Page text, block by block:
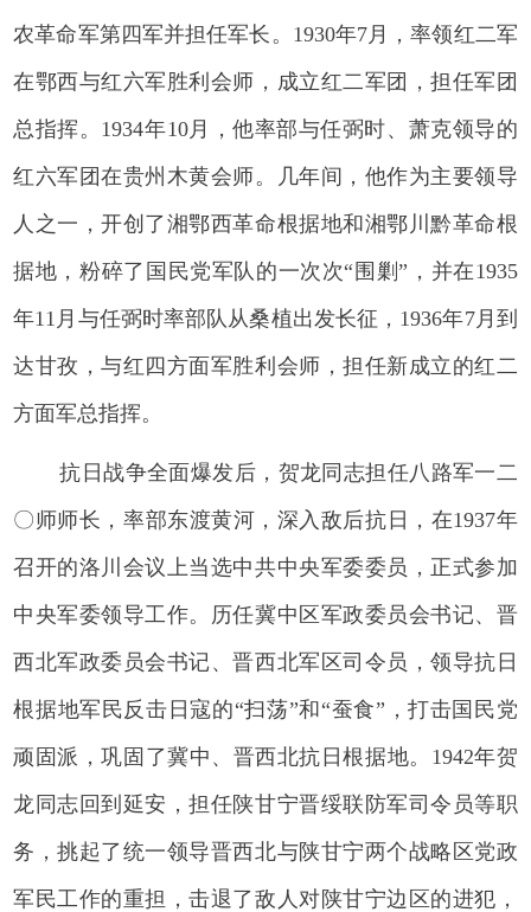
农革命军第四军并担任军长。1930年7月，率领红二军
在鄂西与红六军胜利会师，成立红二军团，担任军团
总指挥。1934年10月，他率部与任弼时、萧克领导的
红六军团在贵州木黄会师。几年间，他作为主要领导
人之一，开创了湘鄂西革命根据地和湘鄂川黔革命根
据地，粉碎了国民党军队的一次次“围剿”，并在1935
年11月与任弼时率部队从桑植出发长征，1936年7月到
达甘孜，与红四方面军胜利会师，担任新成立的红二
方面军总指挥。
抗日战争全面爆发后，贺龙同志担任八路军一二
〇师师长，率部东渡黄河，深入敌后抗日，在1937年
召开的洛川会议上当选中共中央军委委员，正式参加
中央军委领导工作。历任冀中区军政委员会书记、晋
西北军政委员会书记、晋西北军区司令员，领导抗日
根据地军民反击日寇的“扫荡”和“蚕食”，打击国民党
顽固派，巩固了冀中、晋西北抗日根据地。1942年贺
龙同志回到延安，担任陕甘宁晋绥联防军司令员等职
务，挑起了统一领导晋西北与陕甘宁两个战略区党政
军民工作的重担，击退了敌人对陕甘宁边区的进犯，